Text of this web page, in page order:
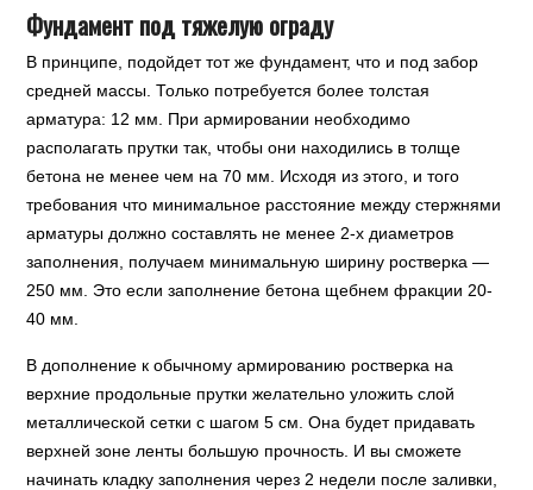
Фундамент под тяжелую ограду
В принципе, подойдет тот же фундамент, что и под забор
средней массы. Только потребуется более толстая
арматура: 12 мм. При армировании необходимо
располагать прутки так, чтобы они находились в толще
бетона не менее чем на 70 мм. Исходя из этого, и того
требования что минимальное расстояние между стержнями
арматуры должно составлять не менее 2-х диаметров
заполнения, получаем минимальную ширину ростверка —
250 мм. Это если заполнение бетона щебнем фракции 20-
40 мм.
В дополнение к обычному армированию ростверка на
верхние продольные прутки желательно уложить слой
металлической сетки с шагом 5 см. Она будет придавать
верхней зоне ленты большую прочность. И вы сможете
начинать кладку заполнения через 2 недели после заливки,